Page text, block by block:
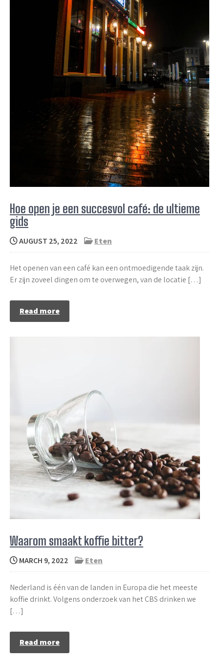
Hoe open je een succesvol café: de ultieme
gids
AUGUST 25, 2022 Eten
Het openen van een café kan een ontmoedigende taak zijn.
Er zijn zoveel dingen om te overwegen, van de locatie […]
Read more
Waarom smaakt koffie bitter?
MARCH 9, 2022 Eten
Nederland is één van de landen in Europa die het meeste
koffie drinkt. Volgens onderzoek van het CBS drinken we
[…]
Read more